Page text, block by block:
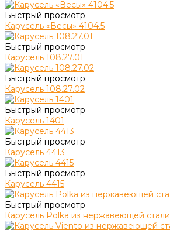
Быстрый просмотр
Карусель «Весы» 4104.5
Быстрый просмотр
Карусель 108.27.01
Быстрый просмотр
Карусель 108.27.02
Быстрый просмотр
Карусель 1401
Быстрый просмотр
Карусель 4413
Быстрый просмотр
Карусель 4415
Быстрый просмотр
Карусель Polka из нержавеющей стали